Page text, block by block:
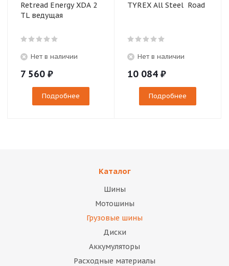
Retread Energy XDA 2
TL ведущая
Нет в наличии
7 560 ₽
Подробнее
TYREX All Steel Road
Нет в наличии
10 084 ₽
Подробнее
Каталог
Шины
Мотошины
Грузовые шины
Диски
Аккумуляторы
Расходные материалы